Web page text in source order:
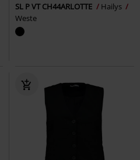
SL P VT CH44ARLOTTE
Hailys
Weste